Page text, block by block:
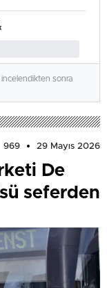
incelendikten sonra
969 29 Mayıs 2026
De
seferden